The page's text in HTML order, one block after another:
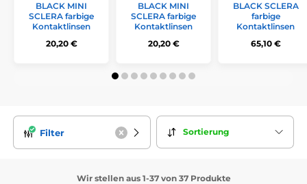
BLACK MINI
SCLERA farbige
Kontaktlinsen
20,20 €
BLACK MINI
SCLERA farbige
Kontaktlinsen
20,20 €
BLACK SCLERA
farbige
Kontaktlinsen
65,10 €
Filter Sortierung
Wir stellen aus 1-37 von 37 Produkte